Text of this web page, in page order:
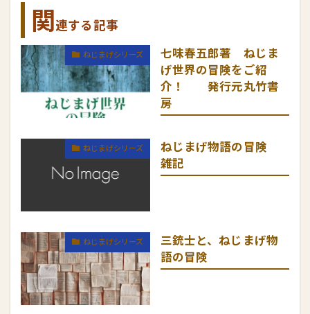
関 連する記事
ねじまげシリーズ
七味春五郎著 ねじま
げ世界の冒険をご紹
介！ 発行元丸竹書
房
ねじまげシリーズ
ねじまげ物語の冒険
雑記
ねじまげシリーズ
三銃士と、ねじまげ物
語の冒険